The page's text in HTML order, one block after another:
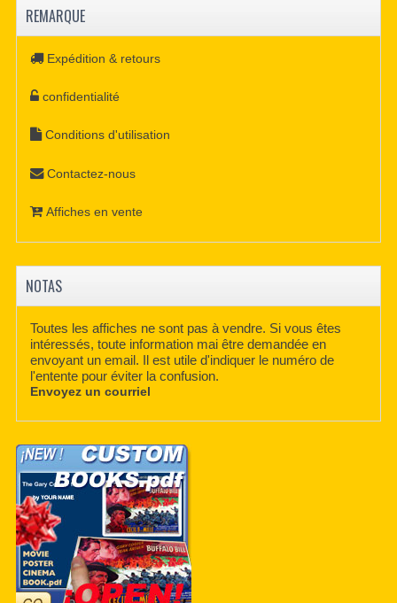
REMARQUE
Expédition & retours
confidentialité
Conditions d'utilisation
Contactez-nous
Affiches en vente
NOTAS
Toutes les affiches ne sont pas à vendre. Si vous êtes
intéressés, toute information mai être demandée en
envoyant un email. Il est utile d'indiquer le numéro de
l'entente pour éviter la confusion.
Envoyez un courriel